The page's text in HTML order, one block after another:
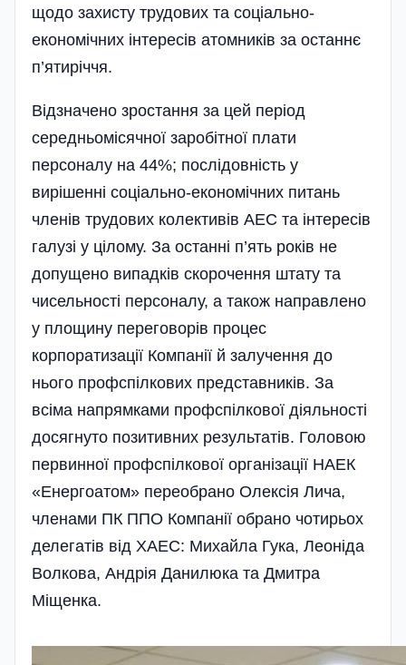
щодо захисту трудових та соціально-
економічних інтересів атомників за останнє
п’ятиріччя.
Відзначено зростання за цей період
середньомісячної заробітної плати
персоналу на 44%; послідовність у
вирішенні соціально-економічних питань
членів трудових колективів АЕС та інтересів
галузі у цілому. За останні п’ять років не
допущено випадків скорочення штату та
чисельності персоналу, а також­ направлено
у площину переговорів процес
корпоратизації Компан­ії й залучення до
нього профспілкових представників. За
всіма напрям­ками профспілкової діяльності
досягнуто позитивних результатів. Головою
первинної профспілкової організації НАЕК
«Енергоатом» переобрано Олексія Лича,
членами ПК ППО Компанії обрано чотирьох
делегатів від ХАЕС: Михайла Гука, Леоніда
Волкова, Андрія Данилюка та Дмитра
Міщенка.